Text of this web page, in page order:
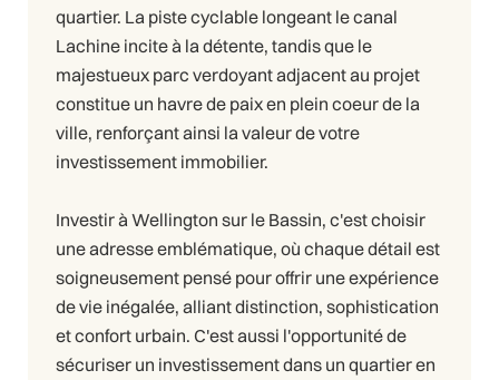
quartier. La piste cyclable longeant le canal
Lachine incite à la détente, tandis que le
majestueux parc verdoyant adjacent au projet
constitue un havre de paix en plein coeur de la
ville, renforçant ainsi la valeur de votre
investissement immobilier.
Investir à Wellington sur le Bassin, c'est choisir
une adresse emblématique, où chaque détail est
soigneusement pensé pour offrir une expérience
de vie inégalée, alliant distinction, sophistication
et confort urbain. C'est aussi l'opportunité de
sécuriser un investissement dans un quartier en